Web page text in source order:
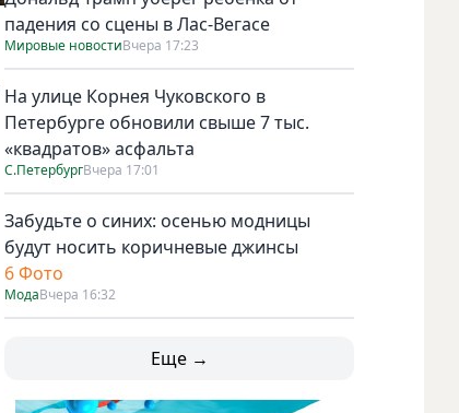
Фото предоставлено пресс-службой ПАО "МегаФон".
падения со сцены в Лас-Вегасе
Мировые новостиВчера 17:23
На улице Корнея Чуковского в
Петербурге обновили свыше 7 тыс.
«квадратов» асфальта
С.ПетербургВчера 17:01
Забудьте о синих: осенью модницы
будут носить коричневые джинсы
6 Фото
МодаВчера 16:32
Еще →